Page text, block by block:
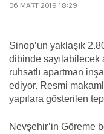
06 MART 2019 18:29
Sinop’un yaklaşık
dibinde
ruhsatlı apartman
ediyor. Resmi
yapılara gösterilen
Nevşehir’in Göreme